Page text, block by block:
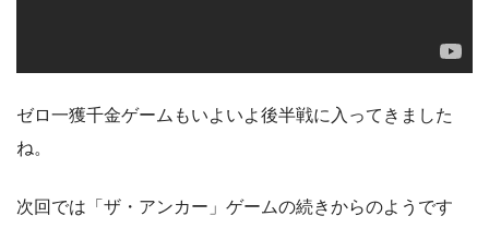
ゼロ一獲千金ゲームもいよいよ後半戦に入ってきました
ね。
次回では「ザ・アンカー」ゲームの続きからのようです